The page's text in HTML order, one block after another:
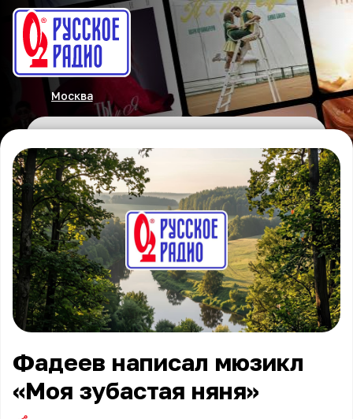
Москва
Фадеев написал мюзикл
«Моя зубастая няня»